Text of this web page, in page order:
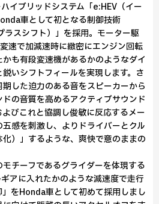
イブリッドシステム「e:HEV（イー
車として初となる制御技術
ラスシフト）」を採用。モーター駆
速で加減速時に緻密にエンジン回転
も有段変速機があるかのようなダイ
いシフトフィールを実現します。さ
した迫力のある音をスピーカーから
の音質を高めるアクティブサウンド
びこれと協調し俊敏に反応するメー
感を刺激し、よりドライバーとクル
）」するような、爽快で意のままの
チーフであるグライダーを体現する
アに入れたかのような減速度で走行
をHonda車として初めて採用しまし